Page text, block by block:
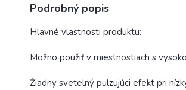
Podrobný popis
Hlavné vlastnosti produktu:
Možno použiť v miestnostiach s
Žiadny svetelný pulzujúci efekt pri